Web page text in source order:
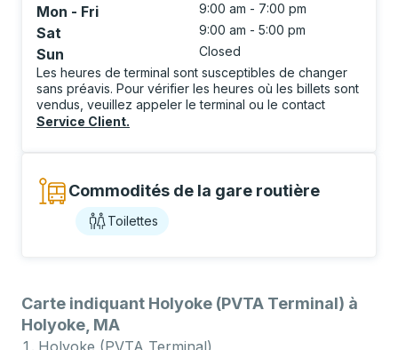
Mon - Fri 9:00 am - 7:00 pm
Sat 9:00 am - 5:00 pm
Sun
Closed
Les heures de terminal sont susceptibles de changer
sans préavis. Pour vérifier les heures où les billets sont
vendus, veuillez appeler le terminal ou le contact
Service Client.
Commodités de la gare routière
Toilettes
Carte indiquant Holyoke (PVTA Terminal) à
Holyoke, MA
Holyoke (PVTA Terminal)